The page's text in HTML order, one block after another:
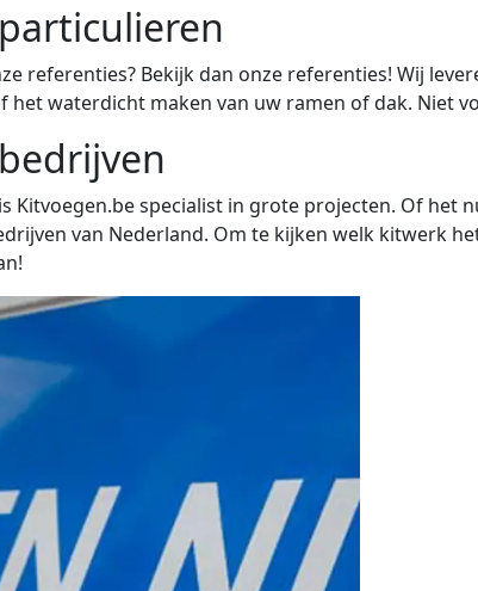
referenties? Bekijk dan onze referenties! Wij
het waterdicht maken van uw ramen of dak. Niet
Kitvoegen.be specialist in grote projecten. Of het
van Nederland. Om te kijken welk kitwerk